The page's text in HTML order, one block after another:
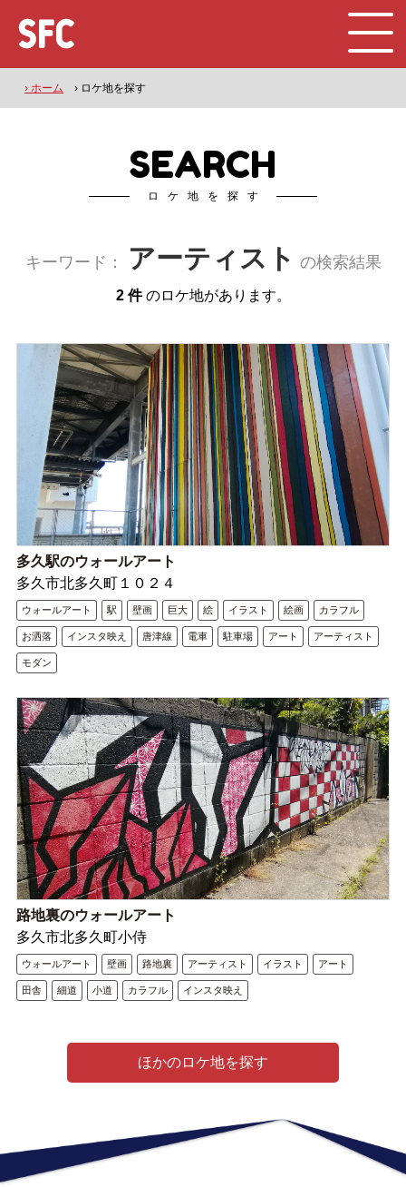
› ホーム › ロケ地を探す
SEARCH
ロケ地を探す
キーワード： アーティスト の検索結果
2 件のロケ地があります。
多久駅のウォールアート
多久市北多久町１０２４
ウォールアート 駅 壁画 巨大 絵 イラスト 絵画 カラフル
お洒落 インスタ映え 唐津線 電車 駐車場 アート アーティスト
モダン
路地裏のウォールアート
多久市北多久町小侍
ウォールアート 壁画 路地裏 アーティスト イラスト アート
田舎 細道 小道 カラフル インスタ映え
ほかのロケ地を探す